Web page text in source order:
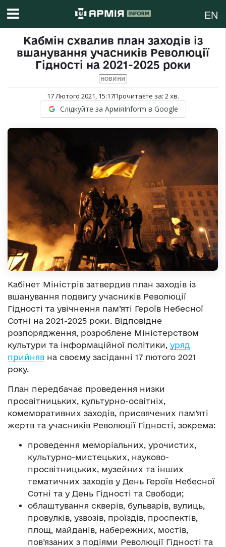
EN
Кабмін схвалив план заходів із
вшанування учасників Революції
Гідності на 2021-2025 роки
НОВИНИ
17 Лютого 2021, 15:17Прочитаєте за: 2хв.
Слідкуйте за АрміяInform в Google
Кабінет Міністрів затвердив план заходів із
вшанування подвигу учасників Революції
Гідності та увічнення пам’яті Героїв Небесної
Сотні на 2021-2025 роки. Відповідне
розпорядження, розроблене Міністерством
культури та інформаційної політики, уряд
прийняв на своєму засіданні 17 лютого 2021
року.
План передбачає проведення низки
просвітницьких, культурно-освітніх,
комеморативних заходів, присвячених пам’яті
жертв та учасників Революції Гідності, зокрема:
проведення меморіальних, урочистих,
культурно-мистецьких, науково-
просвітницьких, музейних та інших
тематичних заходів у День Героїв Небесної
Сотні та у День Гідності та Свободи;
облаштування скверів, бульварів, вулиць,
провулків, узвозів, проїздів, проспектів,
площ, майданів, набережних, мостів,
пов’язаних з подіями Революції Гідності та